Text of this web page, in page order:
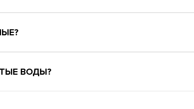
ВОДЫ?